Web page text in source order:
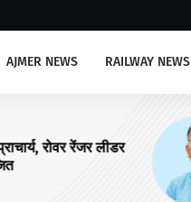
AJMER NEWS RAILWAY NEWS
रोवर रेंजर लीडर